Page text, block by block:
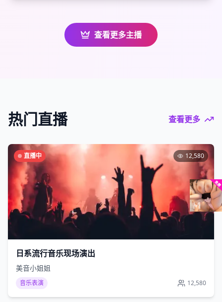
查看更多主播
热门直播 查看更多
直播中 12,580
日系流行音乐现场演出
美音小姐姐
音乐表演 12,580